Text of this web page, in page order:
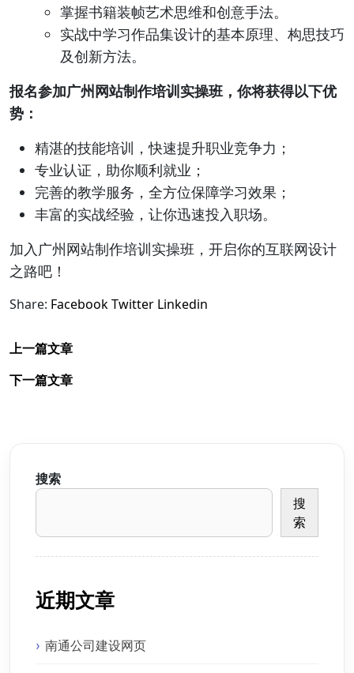
掌握书籍装帧艺术思维和创意手法。
实战中学习作品集设计的基本原理、构思技巧
及创新方法。
报名参加广州网站制作培训实操班，你将获得以下优
势：
精湛的技能培训，快速提升职业竞争力；
专业认证，助你顺利就业；
完善的教学服务，全方位保障学习效果；
丰富的实战经验，让你迅速投入职场。
加入广州网站制作培训实操班，开启你的互联网设计
之路吧！
Share: FacebookTwitter Linkedin
上一篇文章
下一篇文章
搜索
搜
索
近期文章
南通公司建设网页